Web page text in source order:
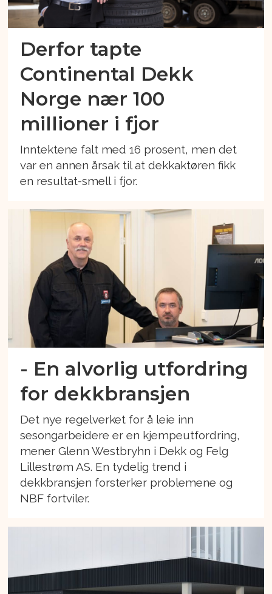
Derfor tapte
Continental Dekk
Norge nær 100
millioner i fjor
Inntektene falt med 16 prosent, men det
var en annen årsak til at dekkaktøren fikk
en resultat-smell i fjor.
- En alvorlig utfordring
for dekkbransjen
Det nye regelverket for å leie inn
sesongarbeidere er en kjempeutfordring,
mener Glenn Westbryhn i Dekk og Felg
Lillestrøm AS. En tydelig trend i
dekkbransjen forsterker problemene og
NBF fortviler.